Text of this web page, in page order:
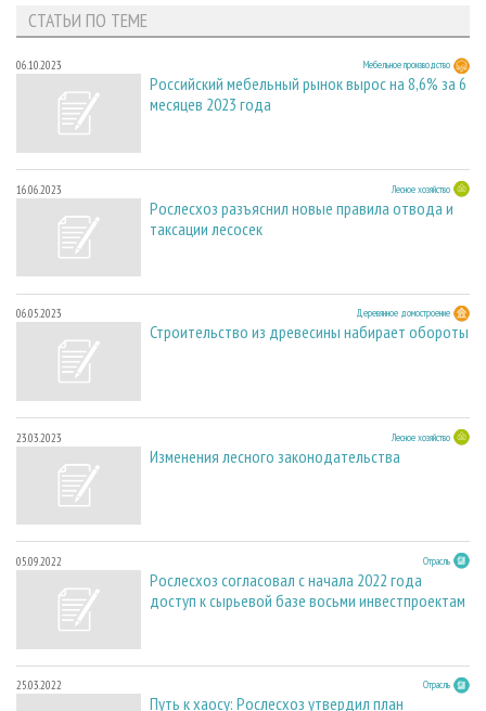
СТАТЬИ ПО ТЕМЕ
06.10.2023 Мебельное производство
Российский мебельный рынок вырос на 8,6% за 6
месяцев 2023 года
16.06.2023 Лесное хозяйство
Рослесхоз разъяснил новые правила отвода и
таксации лесосек
06.05.2023 Деревянное домостроение
Строительство из древесины набирает обороты
23.03.2023 Лесное хозяйство
Изменения лесного законодательства
05.09.2022 Отрасль
Рослесхоз согласовал с начала 2022 года
доступ к сырьевой базе восьми инвестпроектам
25.03.2022 Отрасль
Путь к хаосу: Рослесхоз утвердил план